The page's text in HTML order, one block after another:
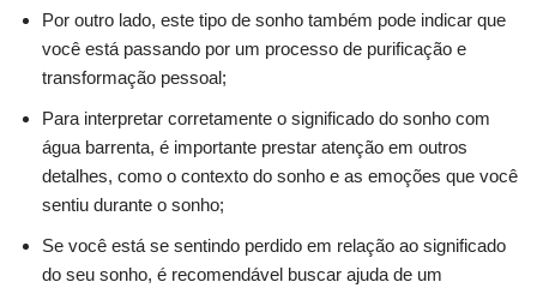
Por outro lado, este tipo de sonho também pode indicar que
você está passando por um processo de purificação e
transformação pessoal;
Para interpretar corretamente o significado do sonho com
água barrenta, é importante prestar atenção em outros
detalhes, como o contexto do sonho e as emoções que você
sentiu durante o sonho;
Se você está se sentindo perdido em relação ao significado
do seu sonho, é recomendável buscar ajuda de um